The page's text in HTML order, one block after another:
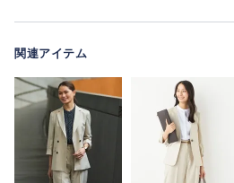
関連アイテム